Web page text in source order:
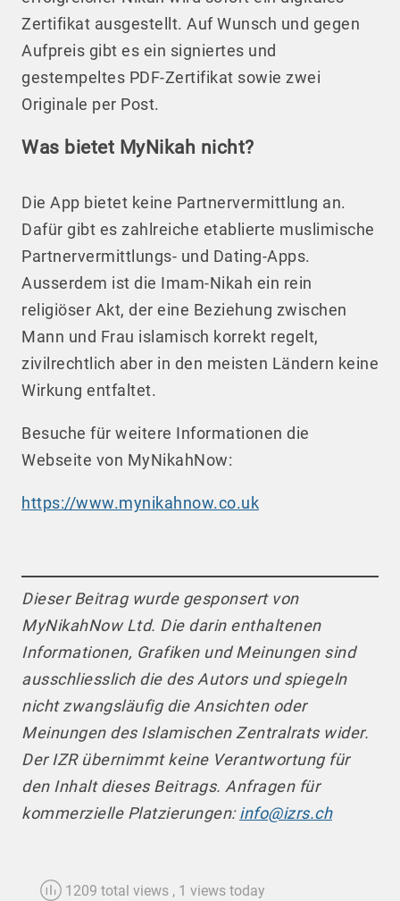
Zertifikat ausgestellt. Auf Wunsch und gegen
Aufpreis gibt es ein signiertes und
gestempeltes PDF-Zertifikat sowie zwei
Originale per Post.
Was bietet MyNikah nicht?
Die App bietet keine Partnervermittlung an.
Dafür gibt es zahlreiche etablierte muslimische
Partnervermittlungs- und Dating-Apps.
Ausserdem ist die Imam-Nikah ein rein
religiöser Akt, der eine Beziehung zwischen
Mann und Frau islamisch korrekt regelt,
zivilrechtlich aber in den meisten Ländern keine
Wirkung entfaltet.
Besuche für weitere Informationen die
Webseite von MyNikahNow:
https://www.mynikahnow.co.uk
Dieser Beitrag wurde gesponsert von
MyNikahNow Ltd. Die darin enthaltenen
Informationen, Grafiken und Meinungen sind
ausschliesslich die des Autors und spiegeln
nicht zwangsläufig die Ansichten oder
Meinungen des Islamischen Zentralrats wider.
Der IZR übernimmt keine Verantwortung für
den Inhalt dieses Beitrags. Anfragen für
kommerzielle Platzierungen:info@izrs.ch
1209 total views , 1 views today